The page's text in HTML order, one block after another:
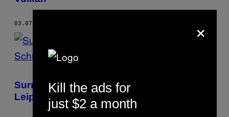
03.07.17
Surreale Häuserstapel der Neuen
Leipziger Schule
×
Kill the ads for
just $2 a month